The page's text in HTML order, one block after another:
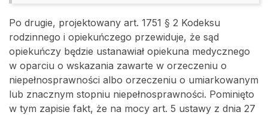
Po drugie, projektowany art. 1751 § 2 Kodeksu
rodzinnego i opiekuńczego przewiduje, że sąd
opiekuńczy będzie ustanawiał opiekuna medycznego
w oparciu o wskazania zawarte w orzeczeniu o
niepełnosprawności albo orzeczeniu o umiarkowanym
lub znacznym stopniu niepełnosprawności. Pominięto
w tym zapisie fakt, że na mocy art. 5 ustawy z dnia 27